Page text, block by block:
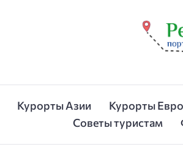
Курорты Азии Курорты
Советы туристам